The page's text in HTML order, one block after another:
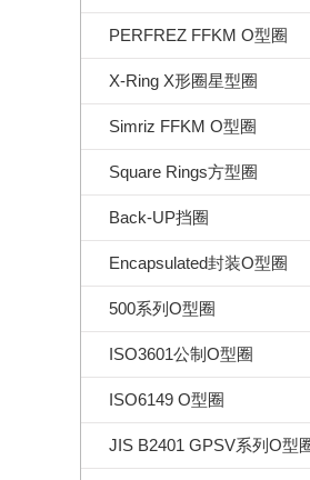
PERFREZ FFKM O型圈
X-Ring X形圈星型圈
Simriz FFKM O型圈
Square Rings方型圈
Back-UP挡圈
Encapsulated封装O型圈
500系列O型圈
ISO3601公制O型圈
ISO6149 O型圈
JIS B2401 GPSV系列O型